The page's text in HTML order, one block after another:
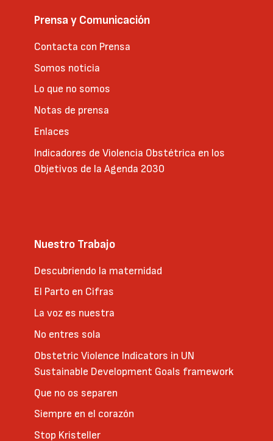
Prensa y Comunicación
Contacta con Prensa
Somos noticia
Lo que no somos
Notas de prensa
Enlaces
Indicadores de Violencia Obstétrica en los
Objetivos de la Agenda 2030
Nuestro Trabajo
Descubriendo la maternidad
El Parto en Cifras
La voz es nuestra
No entres sola
Obstetric Violence Indicators in UN
Sustainable Development Goals framework
Que no os separen
Siempre en el corazón
Stop Kristeller